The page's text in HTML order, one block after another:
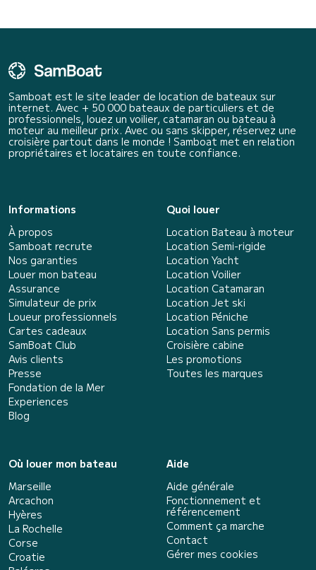
Samboat est le site leader de location de bateaux sur
internet. Avec + 50 000 bateaux de particuliers et de
professionnels, louez un voilier, catamaran ou bateau à
moteur au meilleur prix. Avec ou sans skipper, réservez une
croisière partout dans le monde ! Samboat met en relation
propriétaires et locataires en toute confiance.
Informations
À propos
Samboat recrute
Nos garanties
Louer mon bateau
Assurance
Simulateur de prix
Loueur professionnels
Cartes cadeaux
SamBoat Club
Avis clients
Presse
Fondation de la Mer
Experiences
Blog
Quoi louer
Location Bateau à moteur
Location Semi-rigide
Location Yacht
Location Voilier
Location Catamaran
Location Jet ski
Location Péniche
Location Sans permis
Croisière cabine
Les promotions
Toutes les marques
Où louer mon bateau
Marseille
Arcachon
Hyères
La Rochelle
Corse
Croatie
Aide
Aide générale
Fonctionnement et
référencement
Comment ça marche
Contact
Gérer mes cookies